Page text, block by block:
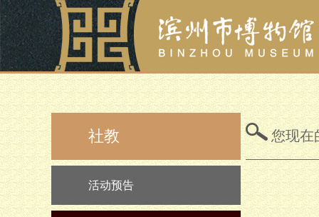
社教
活动预告
您现在